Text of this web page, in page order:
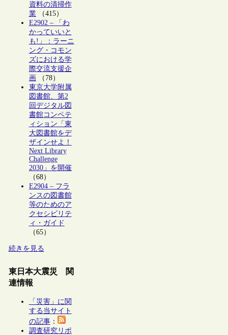
資料の清掃作
業（415）
E2902 – 「わ
かっていいと
も!」：ラーニ
ング・コモン
ズにおける学
際交流支援企
画 （78）
東京大学附属
図書館、第2
回デジタル図
書館コンペテ
ィション「東
大図書館をデ
ザインせよ！
Next Library
Challenge
2030」を開催
（68）
E2904 – フラ
ンスの図書館
等のためのア
クセシビリテ
ィ・ガイド
（65）
続きを見る
東日本大震災 関
連情報
「災害」に関
する当サイト
の記事：
調査研究リポ